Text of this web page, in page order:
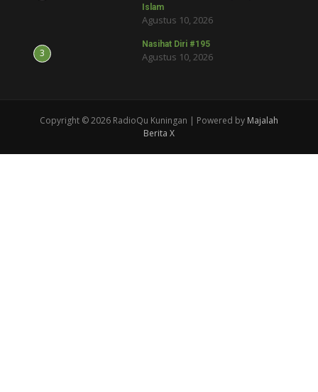
Islam
Agustus 10, 2026
3
Nasihat Diri #195
Agustus 10, 2026
Copyright © 2026 RadioQu Kuningan | Powered by Majalah
Berita X